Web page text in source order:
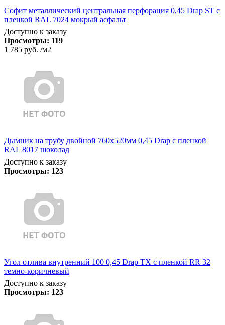
Софит металлический центральная перфорация 0,45 Drap ST с
пленкой RAL 7024 мокрый асфальт
Доступно к заказу
Просмотры: 119
1 785 руб. /м2
Дымник на трубу двойной 760х520мм 0,45 Drap с пленкой
RAL 8017 шоколад
Доступно к заказу
Просмотры: 123
Угол отлива внутренний 100 0,45 Drap TX с пленкой RR 32
темно-коричневый
Доступно к заказу
Просмотры: 123